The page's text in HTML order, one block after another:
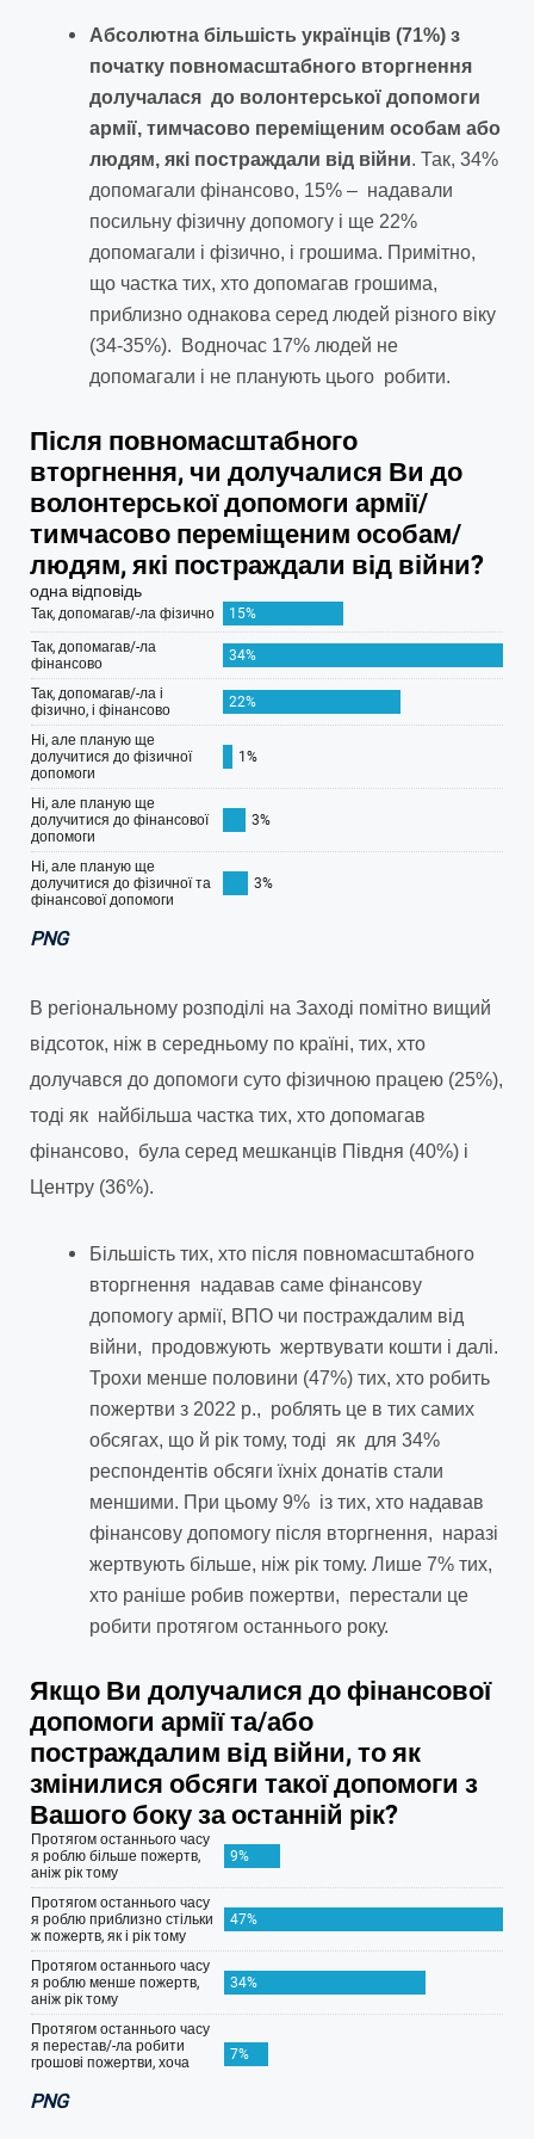
Абсолютна більшість українців (71%) з
початку повномасштабного вторгнення
долучалася до волонтерської допомоги
армії, тимчасово переміщеним особам або
людям, які постраждали від війни. Так, 34%
допомагали фінансово, 15% – надавали
посильну фізичну допомогу і ще 22%
допомагали і фізично, і грошима. Примітно,
що частка тих, хто допомагав грошима,
приблизно однакова серед людей різного віку
(34-35%). Водночас 17% людей не
допомагали і не планують цього робити.
PNG
В регіональному розподілі на Заході помітно вищий
відсоток, ніж в середньому по країні, тих, хто
долучався до допомоги суто фізичною працею (25%),
тоді як найбільша частка тих, хто допомагав
фінансово, була серед мешканців Півдня (40%) і
Центру (36%).
Більшість тих, хто після повномасштабного
вторгнення надавав саме фінансову
допомогу армії, ВПО чи постраждалим від
війни, продовжують жертвувати кошти і далі.
Трохи менше половини (47%) тих, хто робить
пожертви з 2022 р., роблять це в тих самих
обсягах, що й рік тому, тоді як для 34%
респондентів обсяги їхніх донатів стали
меншими. При цьому 9% із тих, хто надавав
фінансову допомогу після вторгнення, наразі
жертвують більше, ніж рік тому. Лише 7% тих,
хто раніше робив пожертви, перестали це
робити протягом останнього року.
PNG